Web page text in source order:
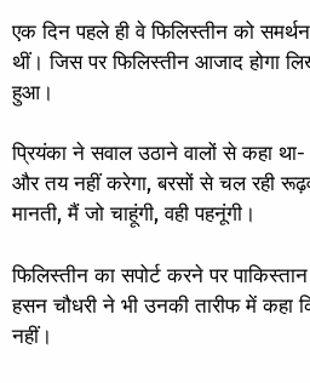
एक दिन पहले ही वे फिलिस्तीन को
थीं। जिस पर फिलिस्तीन आजाद होगा
हुआ।
प्रियंका ने सवाल उठाने वालों से कहा
और तय नहीं करेगा, बरसों से चल रही
मानती, मैं जो चाहूंगी, वही पहनूंगी।
फिलिस्तीन का सपोर्ट करने पर
हसन चौधरी ने भी उनकी तारीफ में कहा
नहीं।